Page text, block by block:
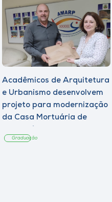
Acadêmicos de Arquitetura
e Urbanismo desenvolvem
projeto para modernização
da Casa Mortuária de
Graduação